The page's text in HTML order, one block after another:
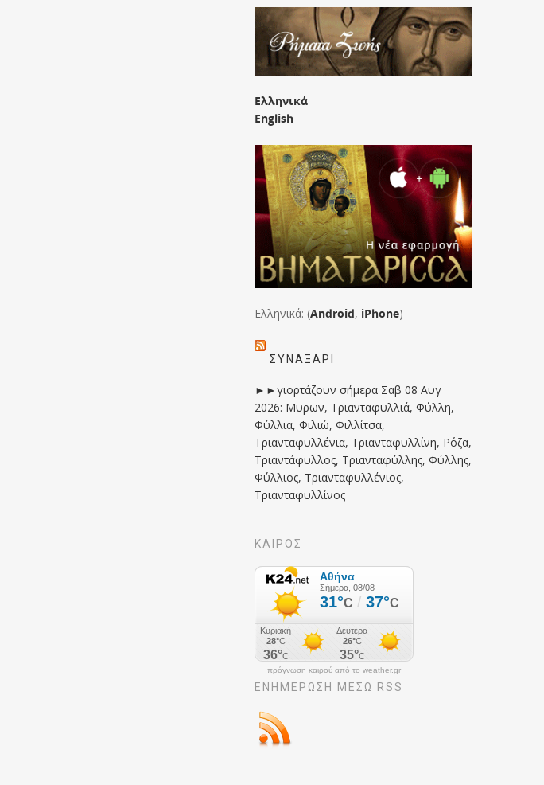
Ελληνικά
English
Ελληνικά: (Android, iPhone)
ΣΥΝΑΞΆΡΙ
►►γιορτάζουν σήμερα Σαβ 08 Αυγ
2026: Μυρων, Τριανταφυλλιά, Φύλλη,
Φύλλια, Φιλιώ, Φιλλίτσα,
Τριανταφυλλένια, Τριανταφυλλίνη, Ρόζα,
Τριαντάφυλλος, Τριανταφύλλης, Φύλλης,
Φύλλιος, Τριανταφυλλένιος,
Τριανταφυλλίνος
ΚΑΙΡΟΣ
πρόγνωση καιρού από το weather.gr
ΕΝΗΜΈΡΩΣΉ ΜΕΣΩ RSS